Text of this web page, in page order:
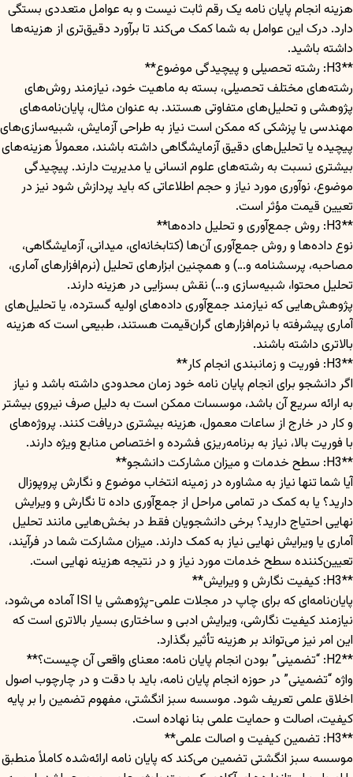
هزینه انجام پایان نامه یک رقم ثابت نیست و به عوامل متعددی بستگی
دارد. درک این عوامل به شما کمک می‌کند تا برآورد دقیق‌تری از هزینه‌ها
داشته باشید.
**H3: رشته تحصیلی و پیچیدگی موضوع**
رشته‌های مختلف تحصیلی، بسته به ماهیت خود، نیازمند روش‌های
پژوهشی و تحلیل‌های متفاوتی هستند. به عنوان مثال، پایان‌نامه‌های
مهندسی یا پزشکی که ممکن است نیاز به طراحی آزمایش، شبیه‌سازی‌های
پیچیده یا تحلیل‌های دقیق آزمایشگاهی داشته باشند، معمولاً هزینه‌های
بیشتری نسبت به رشته‌های علوم انسانی یا مدیریت دارند. پیچیدگی
موضوع، نوآوری مورد نیاز و حجم اطلاعاتی که باید پردازش شود نیز در
تعیین قیمت مؤثر است.
**H3: روش جمع‌آوری و تحلیل داده‌ها**
نوع داده‌ها و روش جمع‌آوری آن‌ها (کتابخانه‌ای، میدانی، آزمایشگاهی،
مصاحبه، پرسشنامه و…) و همچنین ابزارهای تحلیل (نرم‌افزارهای آماری،
تحلیل محتوا، شبیه‌سازی و…) نقش بسزایی در هزینه دارند.
پژوهش‌هایی که نیازمند جمع‌آوری داده‌های اولیه گسترده، یا تحلیل‌های
آماری پیشرفته با نرم‌افزارهای گران‌قیمت هستند، طبیعی است که هزینه
بالاتری داشته باشند.
**H3: فوریت و زمانبندی انجام کار**
اگر دانشجو برای انجام پایان نامه خود زمان محدودی داشته باشد و نیاز
به ارائه سریع آن باشد، موسسات ممکن است به دلیل صرف نیروی بیشتر
و کار در خارج از ساعات معمول، هزینه بیشتری دریافت کنند. پروژه‌های
با فوریت بالا، نیاز به برنامه‌ریزی فشرده و اختصاص منابع ویژه دارند.
**H3: سطح خدمات و میزان مشارکت دانشجو**
آیا شما تنها نیاز به مشاوره در زمینه انتخاب موضوع و نگارش پروپوزال
دارید؟ یا به کمک در تمامی مراحل از جمع‌آوری داده تا نگارش و ویرایش
نهایی احتیاج دارید؟ برخی دانشجویان فقط در بخش‌هایی مانند تحلیل
آماری یا ویرایش نهایی نیاز به کمک دارند. میزان مشارکت شما در فرآیند،
تعیین‌کننده سطح خدمات مورد نیاز و در نتیجه هزینه نهایی است.
**H3: کیفیت نگارش و ویرایش**
پایان‌نامه‌ای که برای چاپ در مجلات علمی-پژوهشی یا ISI آماده می‌شود،
نیازمند کیفیت نگارشی، ویرایش ادبی و ساختاری بسیار بالاتری است که
این امر نیز می‌تواند بر هزینه تأثیر بگذارد.
**H2: “تضمینی” بودن انجام پایان نامه: معنای واقعی آن چیست؟**
واژه “تضمینی” در حوزه انجام پایان نامه، باید با دقت و در چارچوب اصول
اخلاق علمی تعریف شود. موسسه سبز انگشتی، مفهوم تضمین را بر پایه
کیفیت، اصالت و حمایت علمی بنا نهاده است.
**H3: تضمین کیفیت و اصالت علمی**
موسسه سبز انگشتی تضمین می‌کند که پایان نامه ارائه‌شده کاملاً منطبق